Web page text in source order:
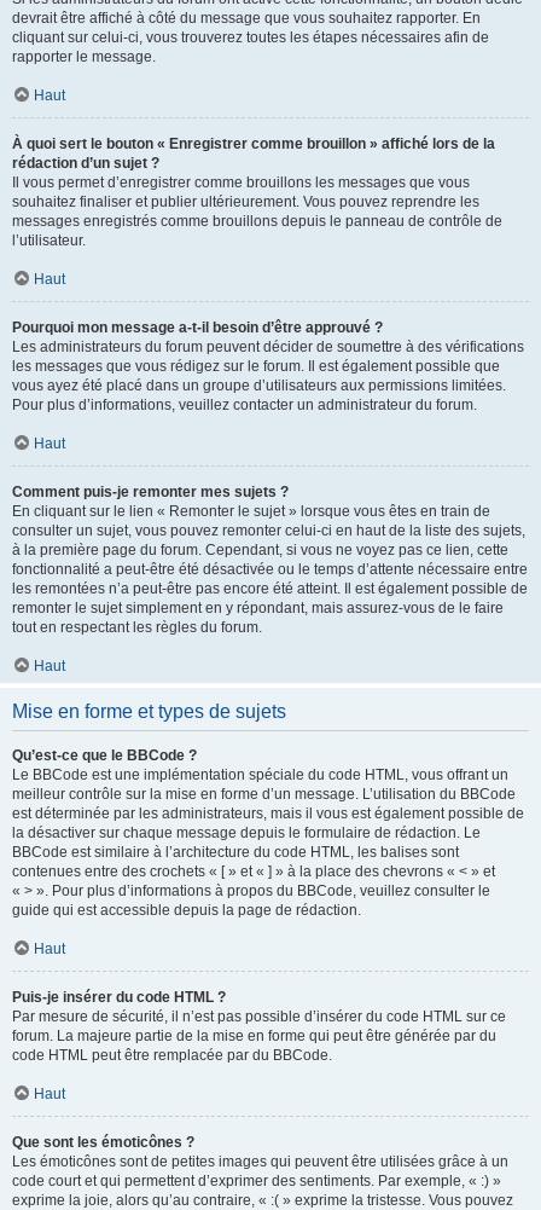
devrait être affiché à côté du message que vous souhaitez rapporter. En
cliquant sur celui-ci, vous trouverez toutes les étapes nécessaires afin de
rapporter le message.
Haut
À quoi sert le bouton « Enregistrer comme brouillon » affiché lors de la
rédaction d’un sujet ?
Il vous permet d’enregistrer comme brouillons les messages que vous
souhaitez finaliser et publier ultérieurement. Vous pouvez reprendre les
messages enregistrés comme brouillons depuis le panneau de contrôle de
l’utilisateur.
Haut
Pourquoi mon message a-t-il besoin d’être approuvé ?
Les administrateurs du forum peuvent décider de soumettre à des vérifications
les messages que vous rédigez sur le forum. Il est également possible que
vous ayez été placé dans un groupe d’utilisateurs aux permissions limitées.
Pour plus d’informations, veuillez contacter un administrateur du forum.
Haut
Comment puis-je remonter mes sujets ?
En cliquant sur le lien « Remonter le sujet » lorsque vous êtes en train de
consulter un sujet, vous pouvez remonter celui-ci en haut de la liste des sujets,
à la première page du forum. Cependant, si vous ne voyez pas ce lien, cette
fonctionnalité a peut-être été désactivée ou le temps d’attente nécessaire entre
les remontées n’a peut-être pas encore été atteint. Il est également possible de
remonter le sujet simplement en y répondant, mais assurez-vous de le faire
tout en respectant les règles du forum.
Haut
Mise en forme et types de sujets
Qu’est-ce que le BBCode ?
Le BBCode est une implémentation spéciale du code HTML, vous offrant un
meilleur contrôle sur la mise en forme d’un message. L’utilisation du BBCode
est déterminée par les administrateurs, mais il vous est également possible de
la désactiver sur chaque message depuis le formulaire de rédaction. Le
BBCode est similaire à l’architecture du code HTML, les balises sont
contenues entre des crochets « [ » et « ] » à la place des chevrons « < » et
« > ». Pour plus d’informations à propos du BBCode, veuillez consulter le
guide qui est accessible depuis la page de rédaction.
Haut
Puis-je insérer du code HTML ?
Par mesure de sécurité, il n’est pas possible d’insérer du code HTML sur ce
forum. La majeure partie de la mise en forme qui peut être générée par du
code HTML peut être remplacée par du BBCode.
Haut
Que sont les émoticônes ?
Les émoticônes sont de petites images qui peuvent être utilisées grâce à un
code court et qui permettent d’exprimer des sentiments. Par exemple, « :) »
exprime la joie, alors qu’au contraire, « :( » exprime la tristesse. Vous pouvez